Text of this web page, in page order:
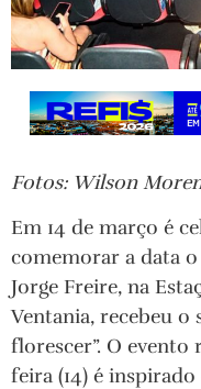
Fotos: Wilson
Em 14 de março é
comemorar a data
Jorge Freire, na
Ventania, recebeu o
florescer”. O evento
feira (14) é